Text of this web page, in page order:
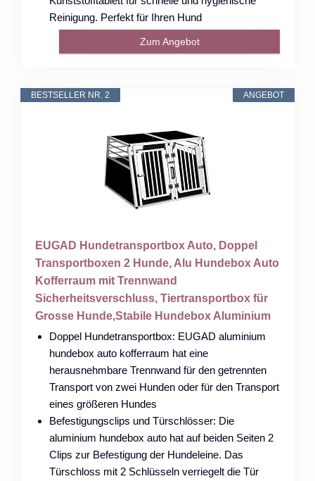
Reinigung. Perfekt für Ihren Hund
Zum Angebot
ANGEBOT
BESTSELLER NR. 2
EUGAD Hundetransportbox Auto, Doppel
Transportboxen 2 Hunde, Alu Hundebox Auto
Kofferraum mit Trennwand
Sicherheitsverschluss, Tiertransportbox für
Grosse Hunde,Stabile Hundebox Aluminium
Doppel Hundetransportbox: EUGAD aluminium
hundebox auto kofferraum hat eine
herausnehmbare Trennwand für den getrennten
Transport von zwei Hunden oder für den Transport
eines größeren Hundes
Befestigungsclips und Türschlösser: Die
aluminium hundebox auto hat auf beiden Seiten 2
Clips zur Befestigung der Hundeleine. Das
Türschloss mit 2 Schlüsseln verriegelt die Tür